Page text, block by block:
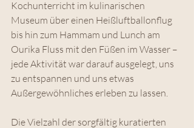
Kochunterricht im kulinarischen
Museum über einen Heißluftballonflug
bis hin zum Hammam und Lunch am
Ourika Fluss mit den Füßen im Wasser –
jede Aktivität war darauf ausgelegt, uns
zu entspannen und uns etwas
Außergewöhnliches erleben zu lassen.
Die Vielzahl der sorgfältig kuratierten